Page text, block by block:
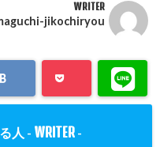
WRITER
jikochiryou
人 - WRITER-